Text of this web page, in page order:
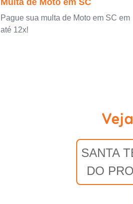
Multa de Moto em SC
Pague sua multa de Moto em SC em
até 12x!
SANTA
DO